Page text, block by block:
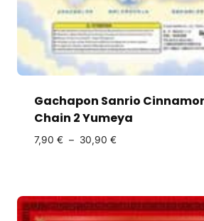
Gachapon Sanrio
Chain 2 Yumeya
7,90 € – 30,90 €